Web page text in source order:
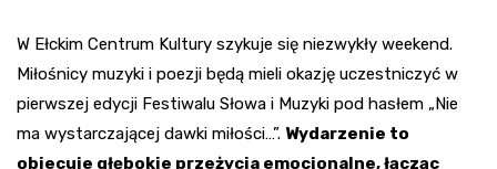
W Ełckim Centrum Kultury szykuje się niezwykły weekend.
Miłośnicy muzyki i poezji będą mieli okazję uczestniczyć w
pierwszej edycji Festiwalu Słowa i Muzyki pod hasłem „Nie
ma wystarczającej dawki miłości…”. Wydarzenie to
obiecuje głębokie przeżycia emocjonalne, łącząc